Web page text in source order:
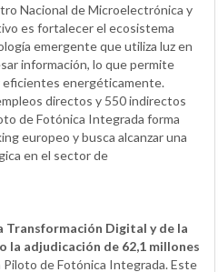
Nacional de Microelectrónica y
es fortalecer el ecosistema
emergente que utiliza luz en
información, lo que permite
eficientes energéticamente.
directos y 550 indirectos
de Fotónica Integrada forma
europeo y busca alcanzar una
en el sector de
Transformación Digital y de la
la adjudicación de 62,1 millones
Piloto de Fotónica Integrada. Este